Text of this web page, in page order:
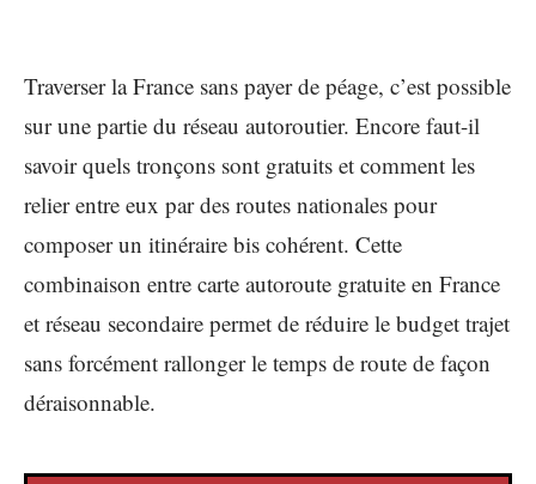
Traverser la France sans payer de péage, c’est possible
sur une partie du réseau autoroutier. Encore faut-il
savoir quels tronçons sont gratuits et comment les
relier entre eux par des routes nationales pour
composer un itinéraire bis cohérent. Cette
combinaison entre carte autoroute gratuite en France
et réseau secondaire permet de réduire le budget trajet
sans forcément rallonger le temps de route de façon
déraisonnable.